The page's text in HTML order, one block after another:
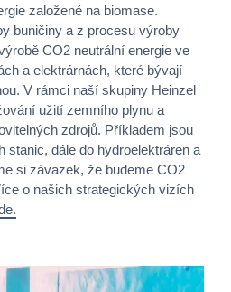
založené na biomase.
buničiny a z procesu výroby
CO2 neutrální energie ve
a elektrárnách, které bývají
V rámci naší skupiny Heinzel
užití zemního plynu a
zdrojů. Příkladem jsou
stanic, dále do hydroelektráren a
si závazek, že budeme CO2
o našich strategických vizích